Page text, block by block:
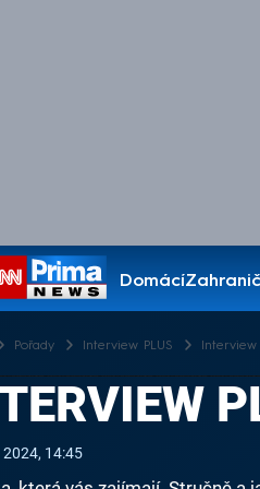
Domácí
Pořady
Pořady Interview PLUS
2024, 14:45